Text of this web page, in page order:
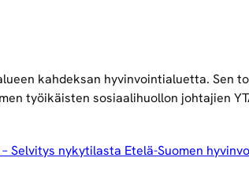
kahdeksan hyvinvointialuetta. Sen
työikäisten sosiaalihuollon johtajien
nykytilasta Etelä-Suomen